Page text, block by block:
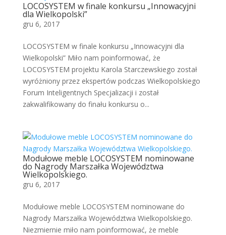
LOCOSYSTEM w finale konkursu „Innowacyjni
dla Wielkopolski”
gru 6, 2017
LOCOSYSTEM w finale konkursu „Innowacyjni dla
Wielkopolski” Miło nam poinformować, że
LOCOSYSTEM projektu Karola Starczewskiego został
wyróżniony przez ekspertów podczas Wielkopolskiego
Forum Inteligentnych Specjalizacji i został
zakwalifikowany do finału konkursu o...
Modułowe meble LOCOSYSTEM nominowane
do Nagrody Marszałka Województwa
Wielkopolskiego.
gru 6, 2017
Modułowe meble LOCOSYSTEM nominowane do
Nagrody Marszałka Województwa Wielkopolskiego.
Niezmiernie miło nam poinformować, że meble